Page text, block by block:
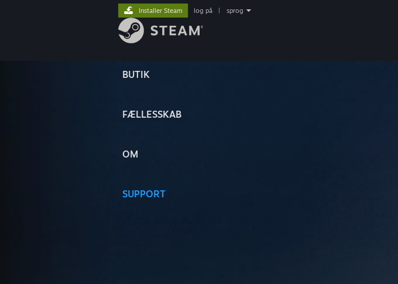
BUTIK
FÆLLESSKAB
OM
SUPPORT
Installer Steam log på sprog